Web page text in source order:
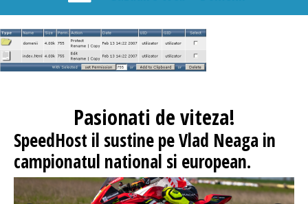
Pasionati de viteza!
SpeedHost il sustine pe Vlad Neaga in
campionatul national si european.